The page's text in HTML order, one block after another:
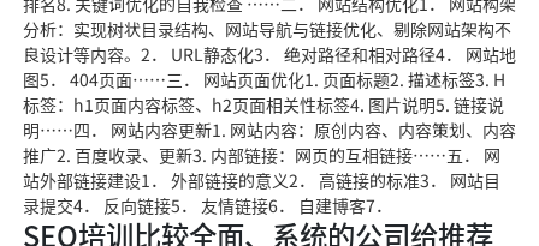
分析：实现树状目录结构、网站导航与链接优化、剔除网站架构不
良设计等内容。2． URL静态化3． 绝对路径和相对路径4． 网站地
图5． 404页面……三． 网站页面优化1. 页面标题2. 描述标签3. H
标签：h1页面内容标签、h2页面相关性标签4. 图片说明5. 链接说
明……四． 网站内容更新1. 网站内容：原创内容、内容策划、内容
推广2. 百度收录、更新3. 内部链接：网页的互相链接……五． 网
站外部链接建设1． 外部链接的意义2． 高链接的标准3． 网站目
录提交4． 反向链接5． 友情链接6． 自建博客7．
SEO培训比较全面、系统的公司给推荐